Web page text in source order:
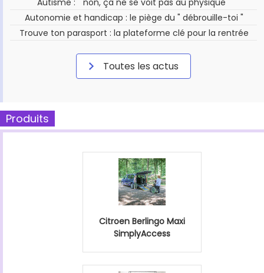
Autonomie et handicap : le piège du " débrouille-toi "
Trouve ton parasport : la plateforme clé pour la rentrée
Toutes les actus
Produits
Citroen Berlingo Maxi
SimplyAccess